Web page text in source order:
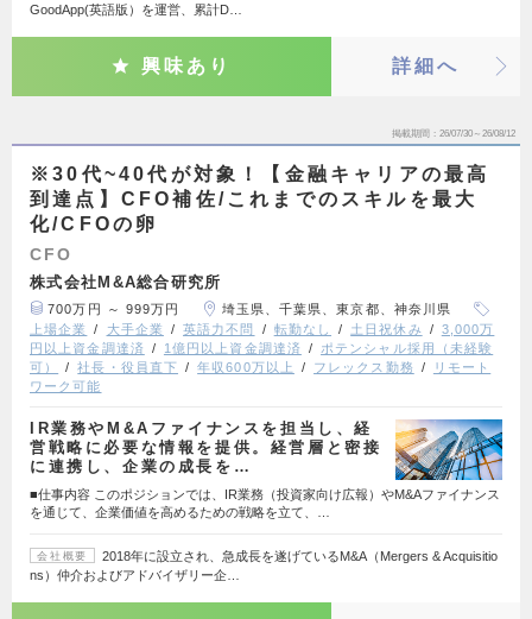
GoodApp(英語版）を運営、累計D…
興味あり 詳細へ
掲載期間 26/07/30～26/08/12
※30代~40代が対象！【金融キャリアの最高
到達点】CFO補佐/これまでのスキルを最大
化/CFOの卵
CFO
株式会社M&A総合研究所
700万円 ～ 999万円
埼玉県、千葉県、東京都、神奈川県
上場企業
大手企業 英語力不問 転勤なし 土日祝休み
3,000万
円以上資金調達済
1億円以上資金調達済
ポテンシャル採用（未経験
可）
社長・役員直下 年収600万以上 フレックス勤務
リモート
ワーク可能
IR業務やM&Aファイナンスを担当し、経
営戦略に必要な情報を提供。経営層と密接
に連携し、企業の成長を…
■仕事内容 このポジションでは、IR業務（投資家向け広報）やM&Aファイナンス
を通じて、企業価値を高めるための戦略を立て、…
会社概要
2018年に設立され、急成長を遂げているM&A（Mergers & Acquisitio
ns）仲介およびアドバイザリー企…